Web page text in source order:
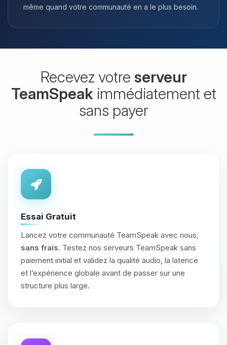
même quand votre communauté en a le plus besoin.
Recevez votre serveur
TeamSpeak immédiatement et
sans payer
Essai Gratuit
Lancez votre communauté TeamSpeak avec nous,
sans frais. Testez nos serveurs TeamSpeak sans
paiement initial et validez la qualité audio, la latence
et l’expérience globale avant de passer sur une
structure plus large.